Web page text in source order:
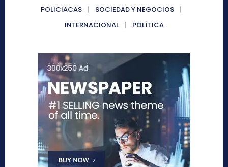
POLICIACAS
SOCIEDAD Y NEGOCIOS
INTERNACIONAL
POLÍTICA